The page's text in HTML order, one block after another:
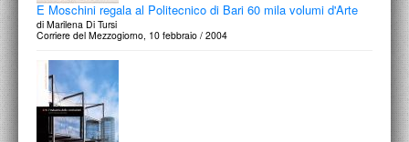
E Moschini regala al Politecnico di Bari 60 mila volumi d'Arte
di Marilena Di Tursi
Corriere del Mezzogiorno, 10 febbraio / 2004